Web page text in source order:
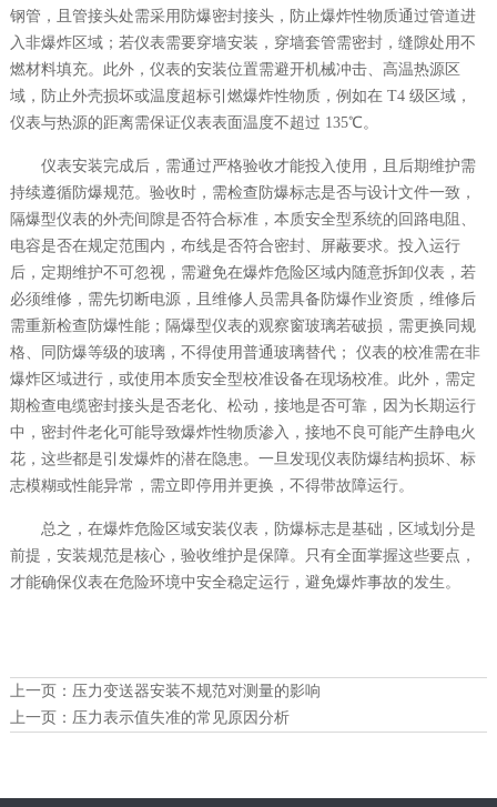
钢管，且管接头处需采用防爆密封接头，防止爆炸性物质通过管道进
入非爆炸区域；若仪表需要穿墙安装，穿墙套管需密封，缝隙处用不
燃材料填充。此外，仪表的安装位置需避开机械冲击、高温热源区
域，防止外壳损坏或温度超标引燃爆炸性物质，例如在 T4 级区域，
仪表与热源的距离需保证仪表表面温度不超过 135℃。
仪表安装完成后，需通过严格验收才能投入使用，且后期维护需
持续遵循防爆规范。验收时，需检查防爆标志是否与设计文件一致，
隔爆型仪表的外壳间隙是否符合标准，本质安全型系统的回路电阻、
电容是否在规定范围内，布线是否符合密封、屏蔽要求。投入运行
后，定期维护不可忽视，需避免在爆炸危险区域内随意拆卸仪表，若
必须维修，需先切断电源，且维修人员需具备防爆作业资质，维修后
需重新检查防爆性能；隔爆型仪表的观察窗玻璃若破损，需更换同规
格、同防爆等级的玻璃，不得使用普通玻璃替代； 仪表的校准需在非
爆炸区域进行，或使用本质安全型校准设备在现场校准。此外，需定
期检查电缆密封接头是否老化、松动，接地是否可靠，因为长期运行
中，密封件老化可能导致爆炸性物质渗入，接地不良可能产生静电火
花，这些都是引发爆炸的潜在隐患。一旦发现仪表防爆结构损坏、标
志模糊或性能异常，需立即停用并更换，不得带故障运行。
总之，在爆炸危险区域安装仪表，防爆标志是基础，区域划分是
前提，安装规范是核心，验收维护是保障。只有全面掌握这些要点，
才能确保仪表在危险环境中安全稳定运行，避免爆炸事故的发生。
上一页： 压力变送器安装不规范对测量的影响
上一页： 压力表示值失准的常见原因分析